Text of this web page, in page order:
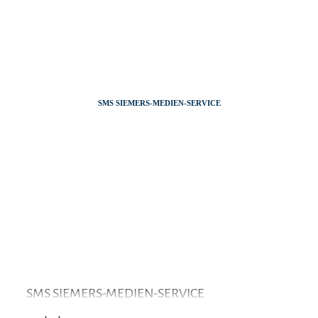
SMS SIEMERS-MEDIEN-SERVICE
SMS SIEMERS-MEDIEN-SERVICE